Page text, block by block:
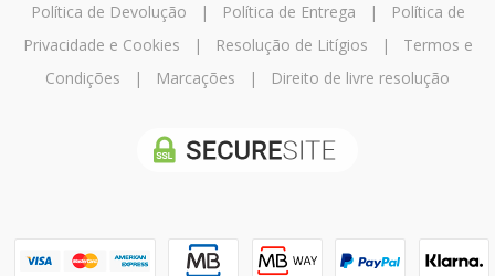
Política de Devolução | Política de Entrega |
Política de
Privacidade e Cookies | Resolução de Litígios | Termos e
Condições | Marcações | Direito de livre resolução